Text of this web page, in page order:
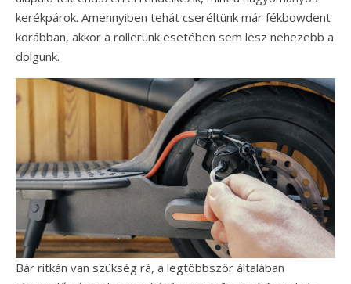
kerékpárok. Amennyiben tehát cseréltünk már fékbowdent
korábban, akkor a rollerünk esetében sem lesz nehezebb a
dolgunk.
Bár ritkán van szükség rá, a legtöbbször általában